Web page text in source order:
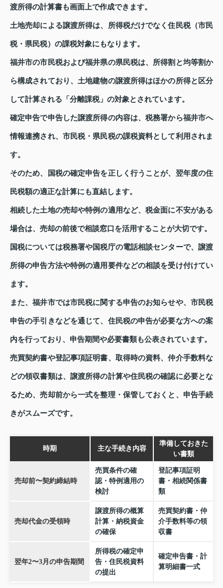
渡所得の計算書も画面上で作成できます。
土地売却による譲渡所得は、所得税だけでなく住民税（市民
税・県民税）の課税対象にもなります。
福井市の市民税および福井県の県民税は、所得割と均等割か
ら構成されており、土地建物の譲渡所得はほかの所得と区分
して計算される「分離課税」の対象とされています。
確定申告で申告した譲渡所得の内容は、税務署から福井市へ
情報連携され、市民税・県民税の課税資料として利用されま
す。
そのため、国税の確定申告を正しく行うことが、翌年度の住
民税額の適正な計算にも直結します。
相続した土地の売却や特例の適用など、税金面に不安がある
場合は、売却の前後で相談窓口を活用することが大切です。
国税については税務署や国税庁の電話相談センターで、譲渡
所得の申告方法や特例の適用要件などの相談を受け付けてい
ます。
また、福井市では市民税に関する申告のお知らせや、市民税
申告の手引きなどを通じて、住民税の申告が必要な方への案
内を行っており、申告期間や必要書類も公表されています。
売買契約書や登記事項証明書、取得時の資料、仲介手数料な
どの領収書類は、譲渡所得の計算や住民税の確認に必要とな
るため、売却前から一式を整理・保管しておくと、申告手続
きがスムーズです。
時期 主な手続き内容
準備しておきた
い書類
売却前〜契約締結時
売買条件の確
認・特例適用の
検討
登記事項証明
書・相続関係書
類
売却代金の受領時
譲渡所得の概算
計算・納税資金
の確保
売買契約書・仲
介手数料等の領
収書
翌年2〜3月の申告期間
所得税の確定申
告・住民税資料
の提出
確定申告書・計
算明細書一式